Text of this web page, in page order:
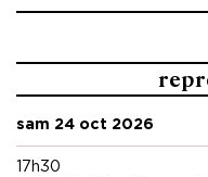
Conseil artistique
sam 24 oct 2026
17h30